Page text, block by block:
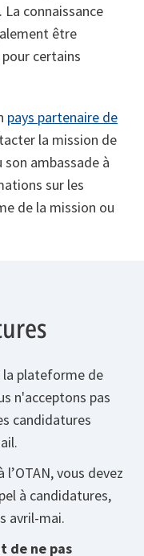
connaissance
être
certains
pays partenaire de
la mission de
son ambassade à
sur les
de la mission ou
la plateforme de
n'acceptons pas
candidatures
vous devez
à candidatures,
avril-mai.
de ne pas